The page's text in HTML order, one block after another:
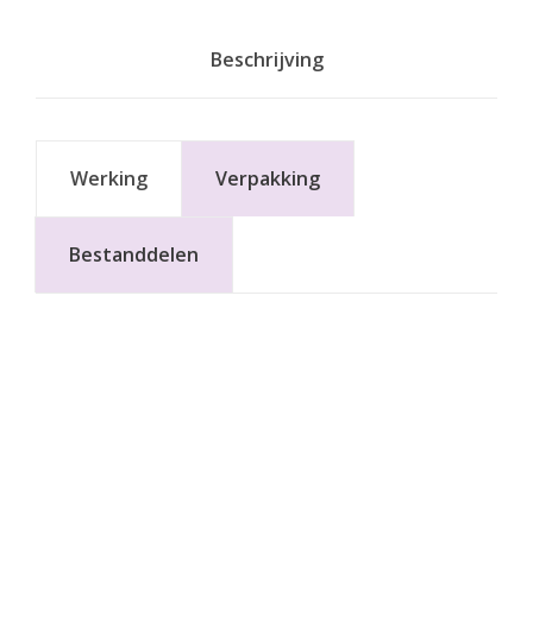
Beschrijving
Werking Verpakking
Bestanddelen